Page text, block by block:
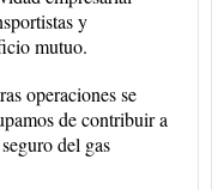
y
mutuo.
operaciones se
de contribuir a
del gas